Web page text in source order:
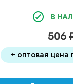
В
506
+ оптовая цена